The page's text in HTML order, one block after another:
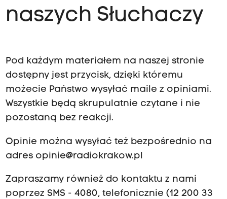
naszych Słuchaczy
Pod każdym materiałem na naszej stronie
dostępny jest przycisk, dzięki któremu
możecie Państwo wysyłać maile z opiniami.
Wszystkie będą skrupulatnie czytane i nie
pozostaną bez reakcji.
Opinie można wysyłać też bezpośrednio na
adres opinie@radiokrakow.pl
Zapraszamy również do kontaktu z nami
poprzez SMS - 4080, telefonicznie (12 200 33